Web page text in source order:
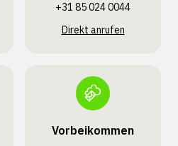
+31 85 024 0044
Direkt anrufen
Vorbeikommen